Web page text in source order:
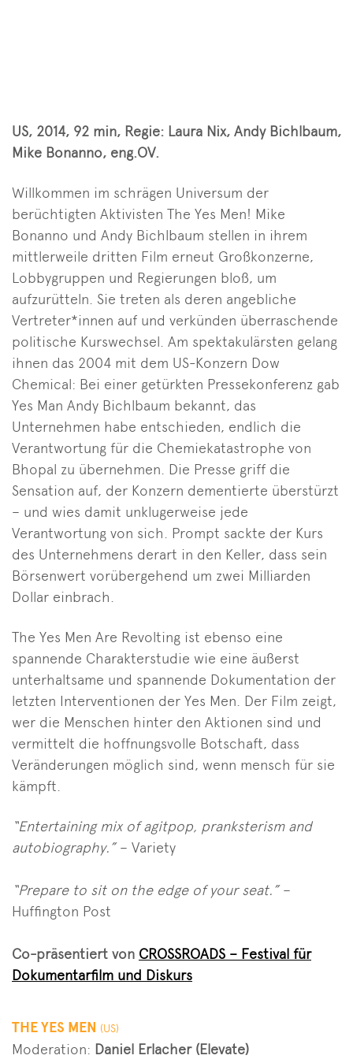
US, 2014, 92 min, Regie: Laura Nix, Andy Bichlbaum,
Mike Bonanno, eng.OV.
Willkommen im schrägen Universum der
berüchtigten Aktivisten The Yes Men! Mike
Bonanno und Andy Bichlbaum stellen in ihrem
mittlerweile dritten Film erneut Großkonzerne,
Lobbygruppen und Regierungen bloß, um
aufzurütteln. Sie treten als deren angebliche
Vertreter*innen auf und verkünden überraschende
politische Kurswechsel. Am spektakulärsten gelang
ihnen das 2004 mit dem US-Konzern Dow
Chemical: Bei einer getürkten Pressekonferenz gab
Yes Man Andy Bichlbaum bekannt, das
Unternehmen habe entschieden, endlich die
Verantwortung für die Chemiekatastrophe von
Bhopal zu übernehmen. Die Presse griff die
Sensation auf, der Konzern dementierte überstürzt
– und wies damit unklugerweise jede
Verantwortung von sich. Prompt sackte der Kurs
des Unternehmens derart in den Keller, dass sein
Börsenwert vorübergehend um zwei Milliarden
Dollar einbrach.
The Yes Men Are Revolting ist ebenso eine
spannende Charakterstudie wie eine äußerst
unterhaltsame und spannende Dokumentation der
letzten Interventionen der Yes Men. Der Film zeigt,
wer die Menschen hinter den Aktionen sind und
vermittelt die hoffnungsvolle Botschaft, dass
Veränderungen möglich sind, wenn mensch für sie
kämpft.
“Entertaining mix of agitpop, pranksterism and
autobiography.”– Variety
“Prepare to sit on the edge of your seat.”–
Huffington Post
Co-präsentiert von CROSSROADS – Festival für
Dokumentarfilm und Diskurs
THE YES MEN (US)
Moderation: Daniel Erlacher (Elevate)